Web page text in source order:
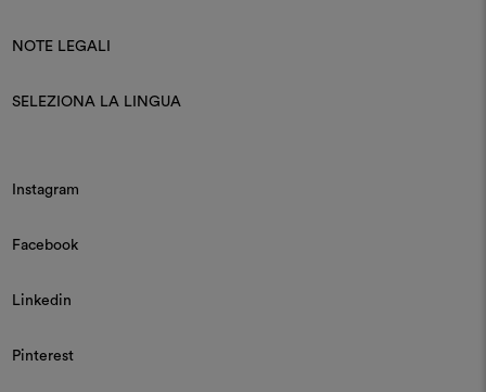
NOTE LEGALI
SELEZIONA LA LINGUA
Instagram
Facebook
Linkedin
Pinterest